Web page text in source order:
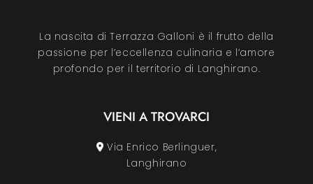
La nascita di Terrazza Galloni è il frutto della
passione per l’eccellenza culinaria e l’amore
profondo per il territorio di Langhirano.
VIENI A TROVARCI
Via Enrico Berlinguer,
Langhirano